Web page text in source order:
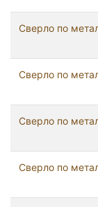
Сверло по
Сверло по
Сверло по
Сверло по